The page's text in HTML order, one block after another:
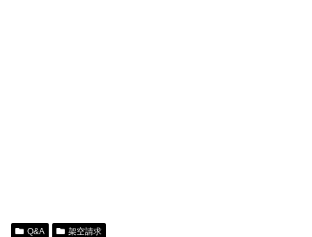
Q&A 架空請求